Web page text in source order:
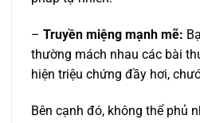
– Truyền miệng mạnh mẽ:
thường mách nhau các bài
hiện triệu chứng đầy hơi,
Bên cạnh đó, không thể phủ